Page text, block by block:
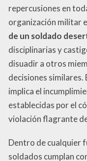
repercusiones en
organización militar
de un soldado
disciplinarias y
disuadir a otros
decisiones
implica el
establecidas por el
violación flagrante
Dentro de cualquier
soldados cumplan